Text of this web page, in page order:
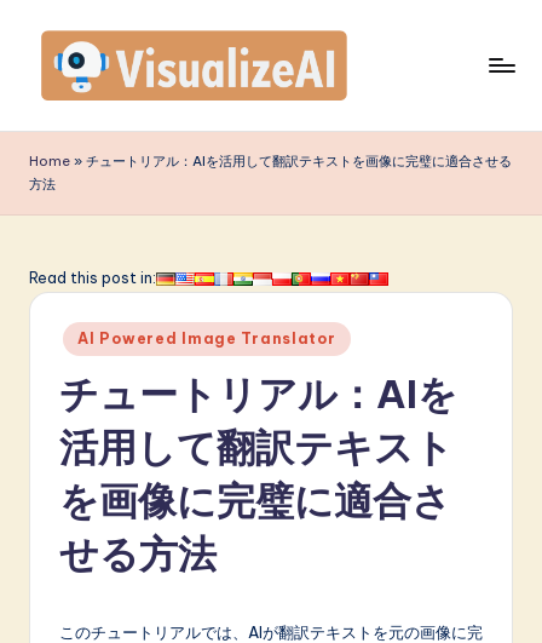
content
is
u
li
A
p
Home » チュートリアル：AIを活用して翻訳テキストを画像に完璧に適合させる
方法
Read this post in:
Posted
in
AI Powered Image Translator
チュートリアル：AIを
活用して翻訳テキスト
を画像に完璧に適合さ
せる方法
このチュートリアルでは、AIが翻訳テキストを元の画像に完